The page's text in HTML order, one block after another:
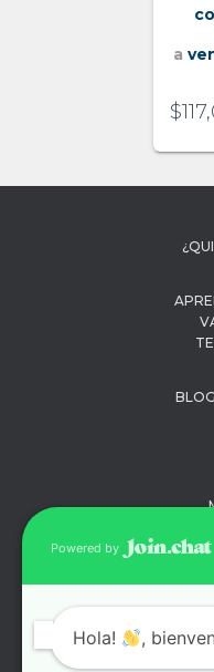
a
$
BLOG
Powered by
Hola! ,